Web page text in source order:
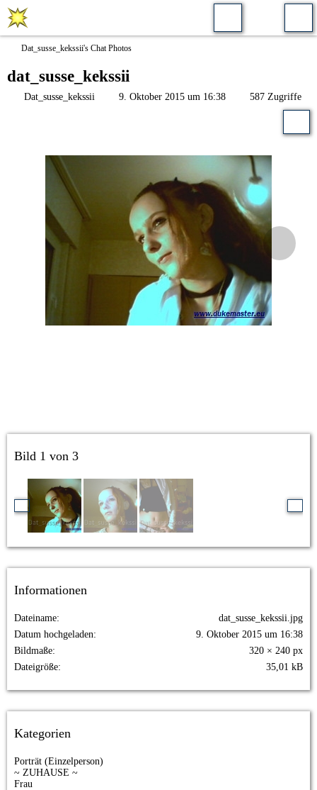
Dat_susse_kekssii's Chat Photos
dat_susse_kekssii
Dat_susse_kekssii 9. Oktober 2015 um 16:38 587 Zugriffe
Bild 1 von 3
Informationen
Dateiname
dat_susse_kekssii.jpg
Datum hochgeladen
9. Oktober 2015 um 16:38
Bildmaße
320 × 240 px
Dateigröße
35,01 kB
Kategorien
Porträt (Einzelperson)
~ ZUHAUSE ~
Frau